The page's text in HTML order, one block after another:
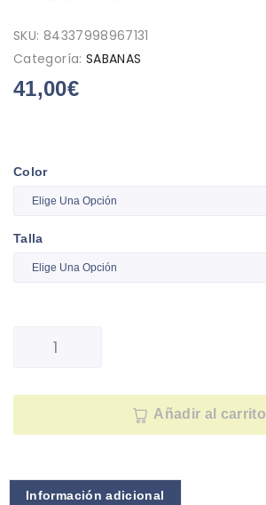
SKU: 84337998967131
Categoría: SABANAS
41,00€
Color
Talla
Añadir al carrito
Información adicional